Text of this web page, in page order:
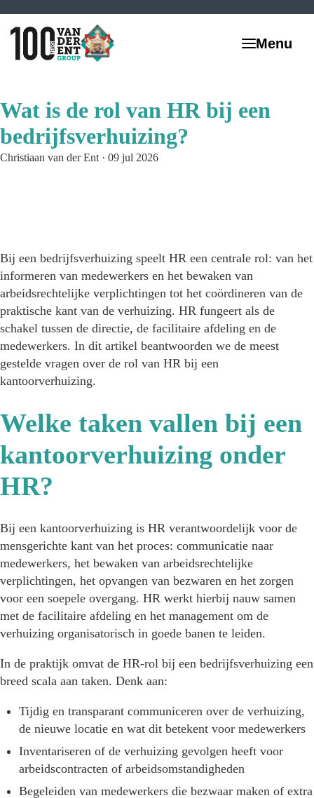
Wat is de rol van HR bij een
bedrijfsverhuizing?
Christiaan van der Ent · 09 jul 2026
Bij een bedrijfsverhuizing speelt HR een centrale rol: van het
informeren van medewerkers en het bewaken van
arbeidsrechtelijke verplichtingen tot het coördineren van de
praktische kant van de verhuizing. HR fungeert als de
schakel tussen de directie, de facilitaire afdeling en de
medewerkers. In dit artikel beantwoorden we de meest
gestelde vragen over de rol van HR bij een
kantoorverhuizing.
Welke taken vallen bij een
kantoorverhuizing onder
HR?
Bij een kantoorverhuizing is HR verantwoordelijk voor de
mensgerichte kant van het proces: communicatie naar
medewerkers, het bewaken van arbeidsrechtelijke
verplichtingen, het opvangen van bezwaren en het zorgen
voor een soepele overgang. HR werkt hierbij nauw samen
met de facilitaire afdeling en het management om de
verhuizing organisatorisch in goede banen te leiden.
In de praktijk omvat de HR-rol bij een bedrijfsverhuizing een
breed scala aan taken. Denk aan:
Tijdig en transparant communiceren over de verhuizing,
de nieuwe locatie en wat dit betekent voor medewerkers
Inventariseren of de verhuizing gevolgen heeft voor
arbeidscontracten of arbeidsomstandigheden
Begeleiden van medewerkers die bezwaar maken of extra